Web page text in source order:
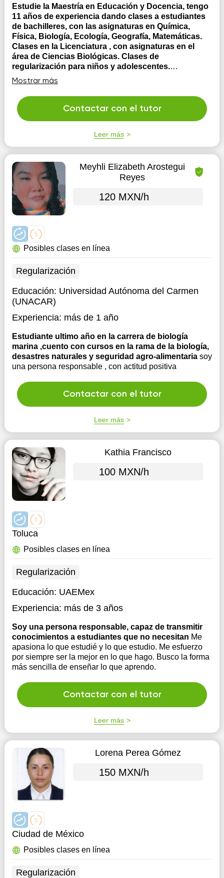
Estudie la Maestría en Educación y Docencia, tengo
11 años de experiencia dando clases a estudiantes
de bachilleres, con las asignaturas en Química,
Física, Biología, Ecología, Geografía, Matemáticas.
Clases en la Licenciatura , con asignaturas en el
área de Ciencias Biológicas. Clases de
regularización para niños y adolescentes.
Licenciatura en Medicina Veterinaria y Zootecnia.
Maestría en Educación y Docencia. Docente con11
años de experiencia en escuelas particulares de nivel
medio y superior. Clases en línea por Google meet,
zoom y classroom Clases flexibles y dinámicas. Clases
Mostrar más
Contactar con el tutor
Leer más
Meyhli Elizabeth Arostegui
Reyes
120 MXN/h
Posibles clases en línea
Regularización
Educación: Universidad Autónoma del Carmen
(UNACAR)
Experiencia: más de 1 año
Estudiante ultimo año en la carrera de biología
marina ,cuento con cursos en la rama de la biología,
desastres naturales y seguridad agro-alimentaria soy
una persona responsable , con actitud positiva
Contactar con el tutor
Leer más
Kathia Francisco
100 MXN/h
Toluca
Posibles clases en línea
Regularización
Educación: UAEMex
Experiencia: más de 3 años
Soy una persona responsable, capaz de transmitir
conocimientos a estudiantes que no necesitan Me
apasiona lo que estudié y lo que estudio. Me esfuerzo
por siempre ser la mejor en lo que hago. Busco la forma
más sencilla de enseñar lo que aprendo.
Contactar con el tutor
Leer más
Lorena Perea Gómez
150 MXN/h
Ciudad de México
Posibles clases en línea
Regularización